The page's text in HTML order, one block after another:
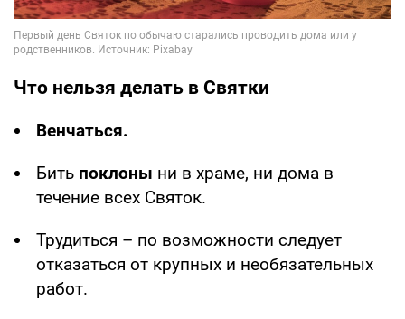
Что нельзя делать в Святки
Венчаться.
Бить поклоны ни в храме, ни дома в
течение всех Святок.
Трудиться – по возможности следует
отказаться от крупных и необязательных
работ.